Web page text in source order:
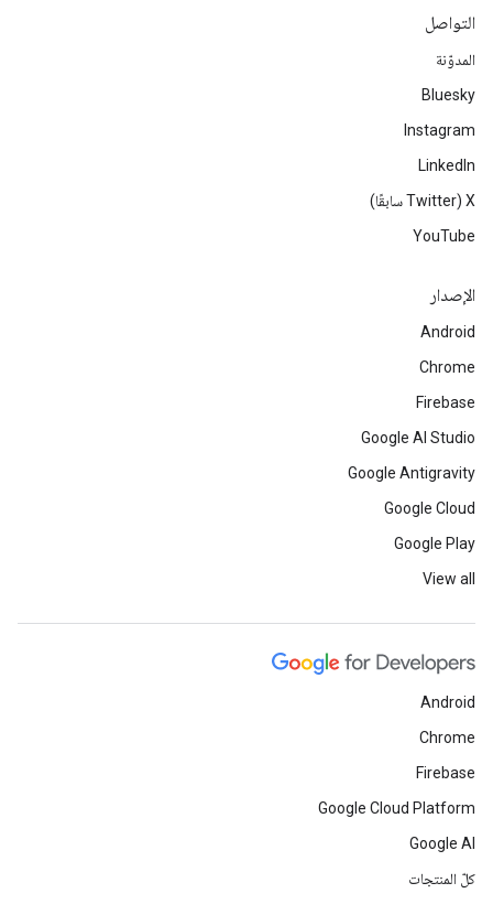
التواصل
المدوّنة
Bluesky
Instagram
LinkedIn
‫X ‏(Twitter سابقًا)
YouTube
الإصدار
Android
Chrome
Firebase
Google AI Studio
Google Antigravity
Google Cloud
Google Play
View all
Android
Chrome
Firebase
Google Cloud Platform
Google AI
كلّ المنتجات